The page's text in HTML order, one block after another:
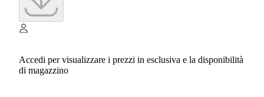
Accedi per visualizzare i prezzi in esclusiva e la disponibilità
di magazzino